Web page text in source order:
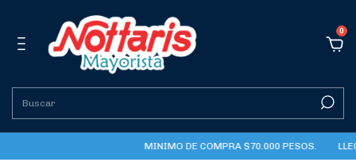
0
MINIMO DE COMPRA $70.000 PESOS.